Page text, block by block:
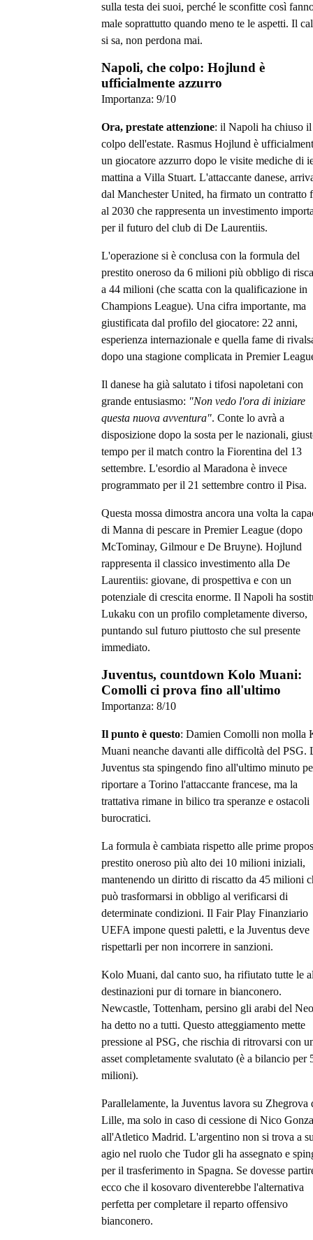
sulla testa dei suoi, perché le sconfitte così
male soprattutto quando meno te le aspetti. Il
si sa, non perdona mai.
Napoli, che colpo: Hojlund è
ufficialmente azzurro
Importanza: 9/10
Ora, prestate attenzione: il Napoli ha chiuso il
colpo dell'estate. Rasmus Hojlund è
un giocatore azzurro dopo le visite mediche di
mattina a Villa Stuart. L'attaccante danese,
dal Manchester United, ha firmato un contratto
al 2030 che rappresenta un investimento
per il futuro del club di De Laurentiis.
L'operazione si è conclusa con la formula del
prestito oneroso da 6 milioni più obbligo di
a 44 milioni (che scatta con la qualificazione in
Champions League). Una cifra importante, ma
giustificata dal profilo del giocatore: 22 anni,
esperienza internazionale e quella fame di
dopo una stagione complicata in Premier
Il danese ha già salutato i tifosi napoletani con
grande entusiasmo: "Non vedo l'ora di iniziare
questa nuova avventura". Conte lo avrà a
disposizione dopo la sosta per le nazionali,
tempo per il match contro la Fiorentina del 13
settembre. L'esordio al Maradona è invece
programmato per il 21 settembre contro il Pisa.
Questa mossa dimostra ancora una volta la
di Manna di pescare in Premier League (dopo
McTominay, Gilmour e De Bruyne). Hojlund
rappresenta il classico investimento alla De
Laurentiis: giovane, di prospettiva e con un
potenziale di crescita enorme. Il Napoli ha
Lukaku con un profilo completamente diverso,
puntando sul futuro piuttosto che sul presente
immediato.
Juventus, countdown Kolo Muani:
Comolli ci prova fino all'ultimo
Importanza: 8/10
Il punto è questo: Damien Comolli non molla
Muani neanche davanti alle difficoltà del PSG.
Juventus sta spingendo fino all'ultimo minuto
riportare a Torino l'attaccante francese, ma la
trattativa rimane in bilico tra speranze e ostacoli
burocratici.
La formula è cambiata rispetto alle prime
prestito oneroso più alto dei 10 milioni iniziali,
mantenendo un diritto di riscatto da 45 milioni
può trasformarsi in obbligo al verificarsi di
determinate condizioni. Il Fair Play Finanziario
UEFA impone questi paletti, e la Juventus deve
rispettarli per non incorrere in sanzioni.
Kolo Muani, dal canto suo, ha rifiutato tutte le
destinazioni pur di tornare in bianconero.
Newcastle, Tottenham, persino gli arabi del
ha detto no a tutti. Questo atteggiamento mette
pressione al PSG, che rischia di ritrovarsi con
asset completamente svalutato (è a bilancio per
milioni).
Parallelamente, la Juventus lavora su Zhegrova
Lille, ma solo in caso di cessione di Nico
all'Atletico Madrid. L'argentino non si trova a
agio nel ruolo che Tudor gli ha assegnato e
per il trasferimento in Spagna. Se dovesse
ecco che il kosovaro diventerebbe l'alternativa
perfetta per completare il reparto offensivo
bianconero.